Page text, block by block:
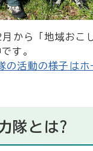
から「地域おこ
す。
の活動の様子は
隊とは?